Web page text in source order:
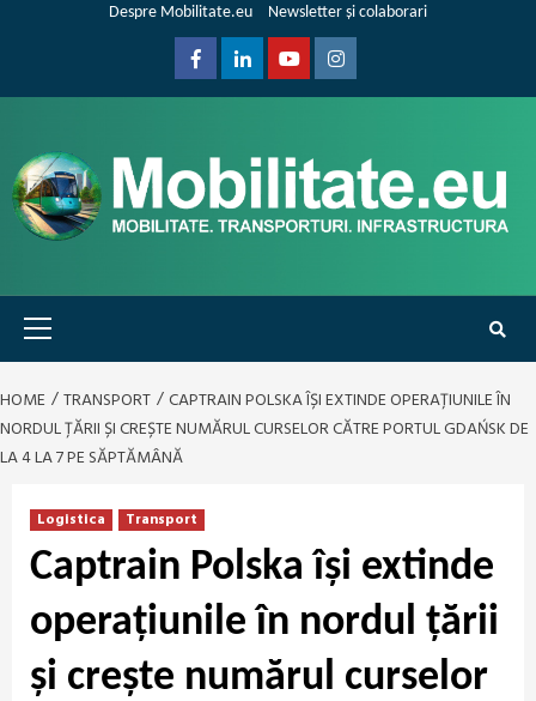
Despre Mobilitate.eu Newsletter și colaborari
FacebookLinkedinYoutubeInstagram
Primary
Menu
HOME TRANSPORT
CAPTRAIN POLSKA ÎȘI EXTINDE OPERAȚIUNILE ÎN
NORDUL ȚĂRII ȘI CREȘTE NUMĂRUL CURSELOR CĂTRE PORTUL GDAŃSK DE
LA 4 LA 7 PE SĂPTĂMÂNĂ
Logistica Transport
Captrain Polska își extinde
operațiunile în nordul țării
și crește numărul curselor